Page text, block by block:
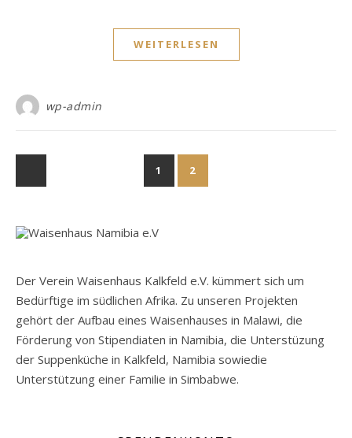
WEITERLESEN
wp-admin
1 2
Der Verein Waisenhaus Kalkfeld e.V. kümmert sich um
Bedürftige im südlichen Afrika. Zu unseren Projekten
gehört der Aufbau eines Waisenhauses in Malawi, die
Förderung von Stipendiaten in Namibia, die Unterstüzung
der Suppenküche in Kalkfeld, Namibia sowiedie
Unterstützung einer Familie in Simbabwe.